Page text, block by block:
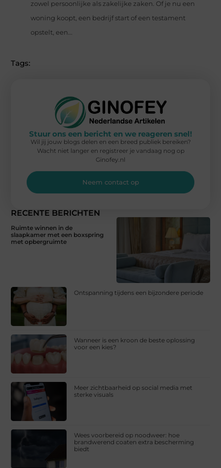
zowel persoonlijke als zakelijke zaken. Of je nu een
woning koopt, een bedrijf start of een testament
opstelt, een...
Tags:
RECENTE BERICHTEN
Ruimte winnen in de
slaapkamer met een boxspring
met opbergruimte
Ontspanning tijdens een bijzondere periode
Wanneer is een kroon de beste oplossing
voor een kies?
Meer zichtbaarheid op social media met
sterke visuals
Wees voorbereid op noodweer: hoe
brandwerend coaten extra bescherming
biedt
Stuur ons een bericht en we reageren snel!
Wil jij jouw blogs delen en een breed publiek bereiken?
Wacht niet langer en registreer je vandaag nog op
Ginofey.nl
Neem contact op